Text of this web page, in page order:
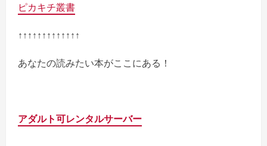
ピカキチ叢書
↑↑↑↑↑↑↑↑↑↑↑↑↑
あなたの読みたい本がここにある！
アダルト可レンタルサーバー